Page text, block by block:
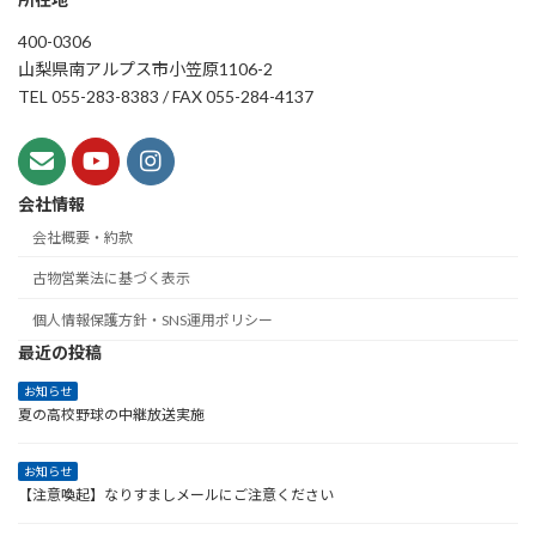
400-0306
山梨県南アルプス市小笠原1106-2
TEL 055-283-8383 / FAX 055-284-4137
会社情報
会社概要・約款
古物営業法に基づく表示
個人情報保護方針・SNS運用ポリシー
最近の投稿
お知らせ
夏の高校野球の中継放送実施
お知らせ
【注意喚起】なりすましメールにご注意ください